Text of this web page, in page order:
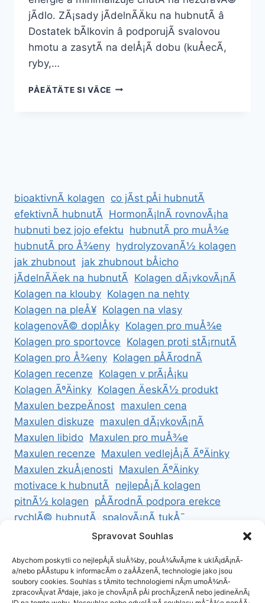
jÃ­dlo. ZÃ¡sady jÃ­delnÃ­Äku na hubnutÃ­ â
Dostatek bÃ­lkovin â podporujÃ­ svalovou
hmotu a zasytÃ­ na delÅ¡Ã­ dobu (kuÅecÃ­,
ryby,…
PÅEÄTÄTE SI VÃ­CEJÃ­
bioaktivnÃ­ kolagen co jÃ­st pÅi hubnutÃ­
efektivnÃ­ hubnutÃ­ HormonÃ¡lnÃ­ rovnovÃ¡ha
hubnuti bez jojo efektu hubnutÃ­ pro muÅ¾e
hubnutÃ­ pro Å¾eny hydrolyzovanÃ½ kolagen
jak zhubnout jak zhubnout bÅicho
jÃ­delnÃ­Äek na hubnutÃ­ Kolagen dÃ¡vkovÃ¡nÃ­
Kolagen na klouby Kolagen na nehty
Kolagen na pleÅ¥ Kolagen na vlasy
kolagenovÃ© doplÅky Kolagen pro muÅ¾e
Kolagen pro sportovce Kolagen proti stÃ¡rnutÃ­
Kolagen pro Å¾eny Kolagen pÅÃ­rodnÃ­
Kolagen recenze Kolagen v prÃ¡Å¡ku
Kolagen ÃºÄinky Kolagen ÄeskÃ½ produkt
Maxulen bezpeÄnost maxulen cena
Maxulen diskuze maxulen dÃ¡vkovÃ¡nÃ­
Maxulen libido Maxulen pro muÅ¾e
Maxulen recenze Maxulen vedlejÅ¡Ã­ ÃºÄinky
Maxulen zkuÅ¡enosti Maxulen ÃºÄinky
motivace k hubnutÃ­ nejlepÅ¡Ã­ kolagen
pitnÃ½ kolagen pÅÃ­rodnÃ­ podpora erekce
rychlÃ© hubnutÃ­ spalovÃ¡nÃ­ tukÅ¯
ZdravÃ© hubnutÃ­ ZdravÃ© recepty na hubnutÃ­
Spravovat Souhlas
Abychom poskytli co nejlepÅ¡Ã­ sluÅ¾by, pouÅ¾Ã­vÃ¡me k uklÃ¡dÃ¡nÃ­
a/nebo pÅÃ­stupu k informacÃ­m o zaÅÃ­zenÃ­, technologie jako jsou
soubory cookies. Souhlas s tÄmito technologiemi nÃ¡m umoÅ¾nÃ­
zpracovÃ¡vat Ãºdaje, jako je chovÃ¡nÃ­ pÅi prochÃ¡zenÃ­ nebo jedineÄnÃ¡